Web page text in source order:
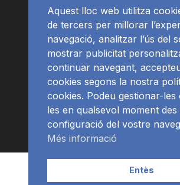
APP
Aquest lloc web utilitza
de tercers per millorar
navegació, analitzar l’ús del
mostrar publicitat
continuar navegant,
cookies segons la nostra
cookies. Podeu gestionar-
les en qualsevol moment des
configuració del vostre
Més informació
Entès